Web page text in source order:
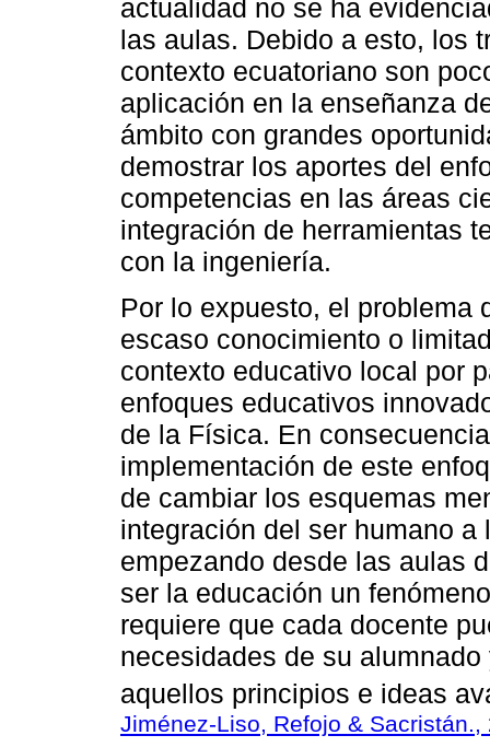
actualidad no se ha
las aulas. Debido a esto, los
contexto ecuatoriano son
aplicación en la enseñanza
ámbito con grandes
demostrar los aportes del
competencias en las áreas
integración de herramientas
con la ingeniería.
Por lo expuesto, el problema
escaso conocimiento o
contexto educativo local por
enfoques educativos
de la Física. En
implementación de este
de cambiar los esquemas
integración del ser humano
empezando desde las aulas
ser la educación un
requiere que cada docente
necesidades de su
aquellos principios e ideas
Jiménez-Liso, Refojo & Sacristán.,